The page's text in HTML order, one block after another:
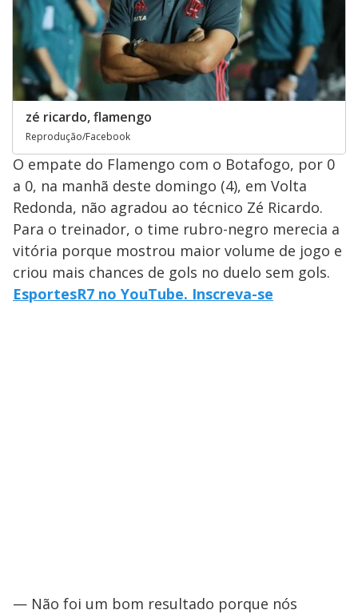
zé ricardo, flamengo
Reprodução/Facebook
O empate do Flamengo com o Botafogo, por 0
a 0, na manhã deste domingo (4), em Volta
Redonda, não agradou ao técnico Zé Ricardo.
Para o treinador, o time rubro-negro merecia a
vitória porque mostrou maior volume de jogo e
criou mais chances de gols no duelo sem gols.
EsportesR7 no YouTube. Inscreva-se
— Não foi um bom resultado porque nós